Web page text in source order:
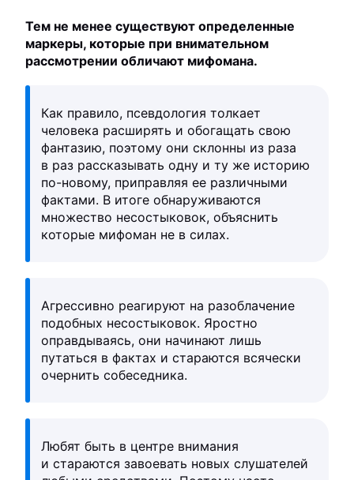
Тем не менее существуют определенные
маркеры, которые при внимательном
рассмотрении обличают мифомана.
Как правило, псевдология толкает
человека расширять и обогащать свою
фантазию, поэтому они склонны из раза
в раз рассказывать одну и ту же историю
по-новому, приправляя ее различными
фактами. В итоге обнаруживаются
множество несостыковок, объяснить
которые мифоман не в силах.
Агрессивно реагируют на разоблачение
подобных несостыковок. Яростно
оправдываясь, они начинают лишь
путаться в фактах и стараются всячески
очернить собеседника.
Любят быть в центре внимания
и стараются завоевать новых слушателей